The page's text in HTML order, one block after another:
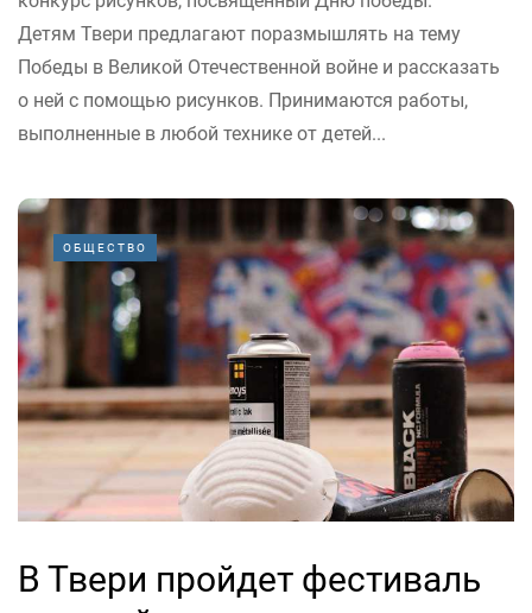
Детям Твери предлагают поразмышлять на тему
Победы в Великой Отечественной войне и рассказать
о ней с помощью рисунков. Принимаются работы,
выполненные в любой технике от детей...
ОБЩЕСТВО
В Твери пройдет фестиваль